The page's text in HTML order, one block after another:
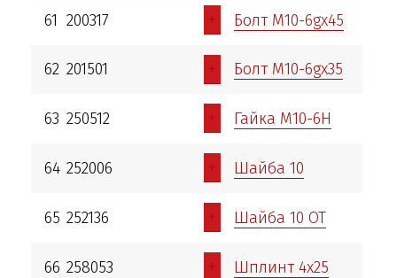
61 200317 + Болт М10-6gх45
62 201501 + Болт М10-6gх35
63 250512 + Гайка М10-6Н
64 252006 + Шайба 10
65 252136 + Шайба 10 ОТ
66 258053 + Шплинт 4х25